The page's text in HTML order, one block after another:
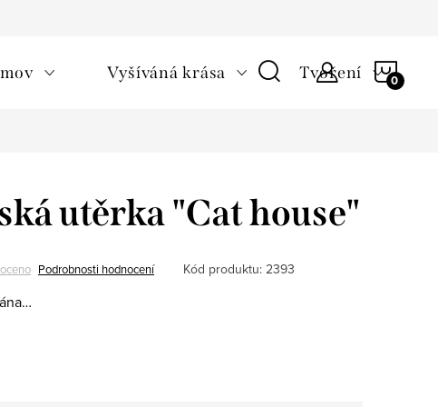
Vyšíváná krása Tvoření
utěrka "Cat house"
Podrobnosti hodnocení Kód produktu: 2393